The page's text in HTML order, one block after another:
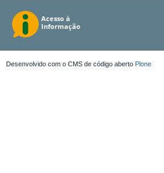
Desenvolvido com o CMS de código aberto Plone